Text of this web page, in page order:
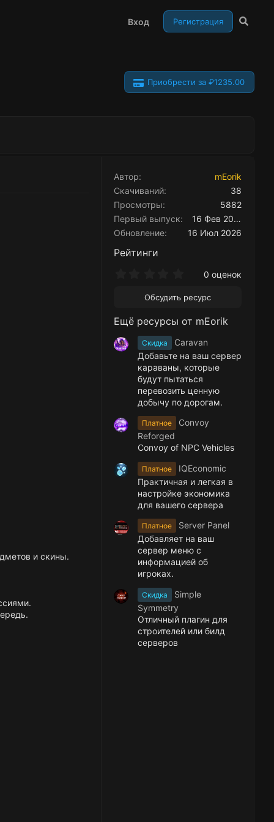
Вход Регистрация
Приобрести за ₽1235.00
и скины.
Автор
mEorik
Скачиваний
38
Просмотры
5882
Первый выпуск
16 Фев 2022
Обновление
16 Июл 2026
Рейтинги
0
в
з
д
0 оценок
Обсудить ресурс
Ещё ресурсы от mEorik
Скидка
Caravan
Добавьте на ваш сервер
караваны, которые
будут пытаться
перевозить ценную
добычу по дорогам.
Платное
Convoy
Reforged
Convoy of NPC Vehicles
Платное
IQEconomic
Практичная и легкая в
настройке экономика
для вашего сервера
Платное
Server Panel
Добавляет на ваш
сервер меню с
информацией об
игроках.
Скидка
Simple
Symmetry
Отличный плагин для
строителей или билд
серверов